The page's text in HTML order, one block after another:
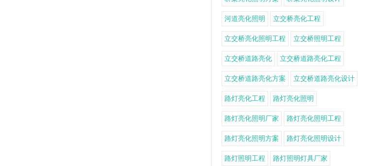
河道亮化照明 立交桥亮化工程
立交桥亮化照明工程 立交桥照明工程
立交桥道路亮化 立交桥道路亮化工程
立交桥道路亮化方案 立交桥道路亮化设计
路灯亮化工程 路灯亮化照明
路灯亮化照明厂家 路灯亮化照明工程
路灯亮化照明方案 路灯亮化照明设计
路灯照明工程 路灯照明灯具厂家